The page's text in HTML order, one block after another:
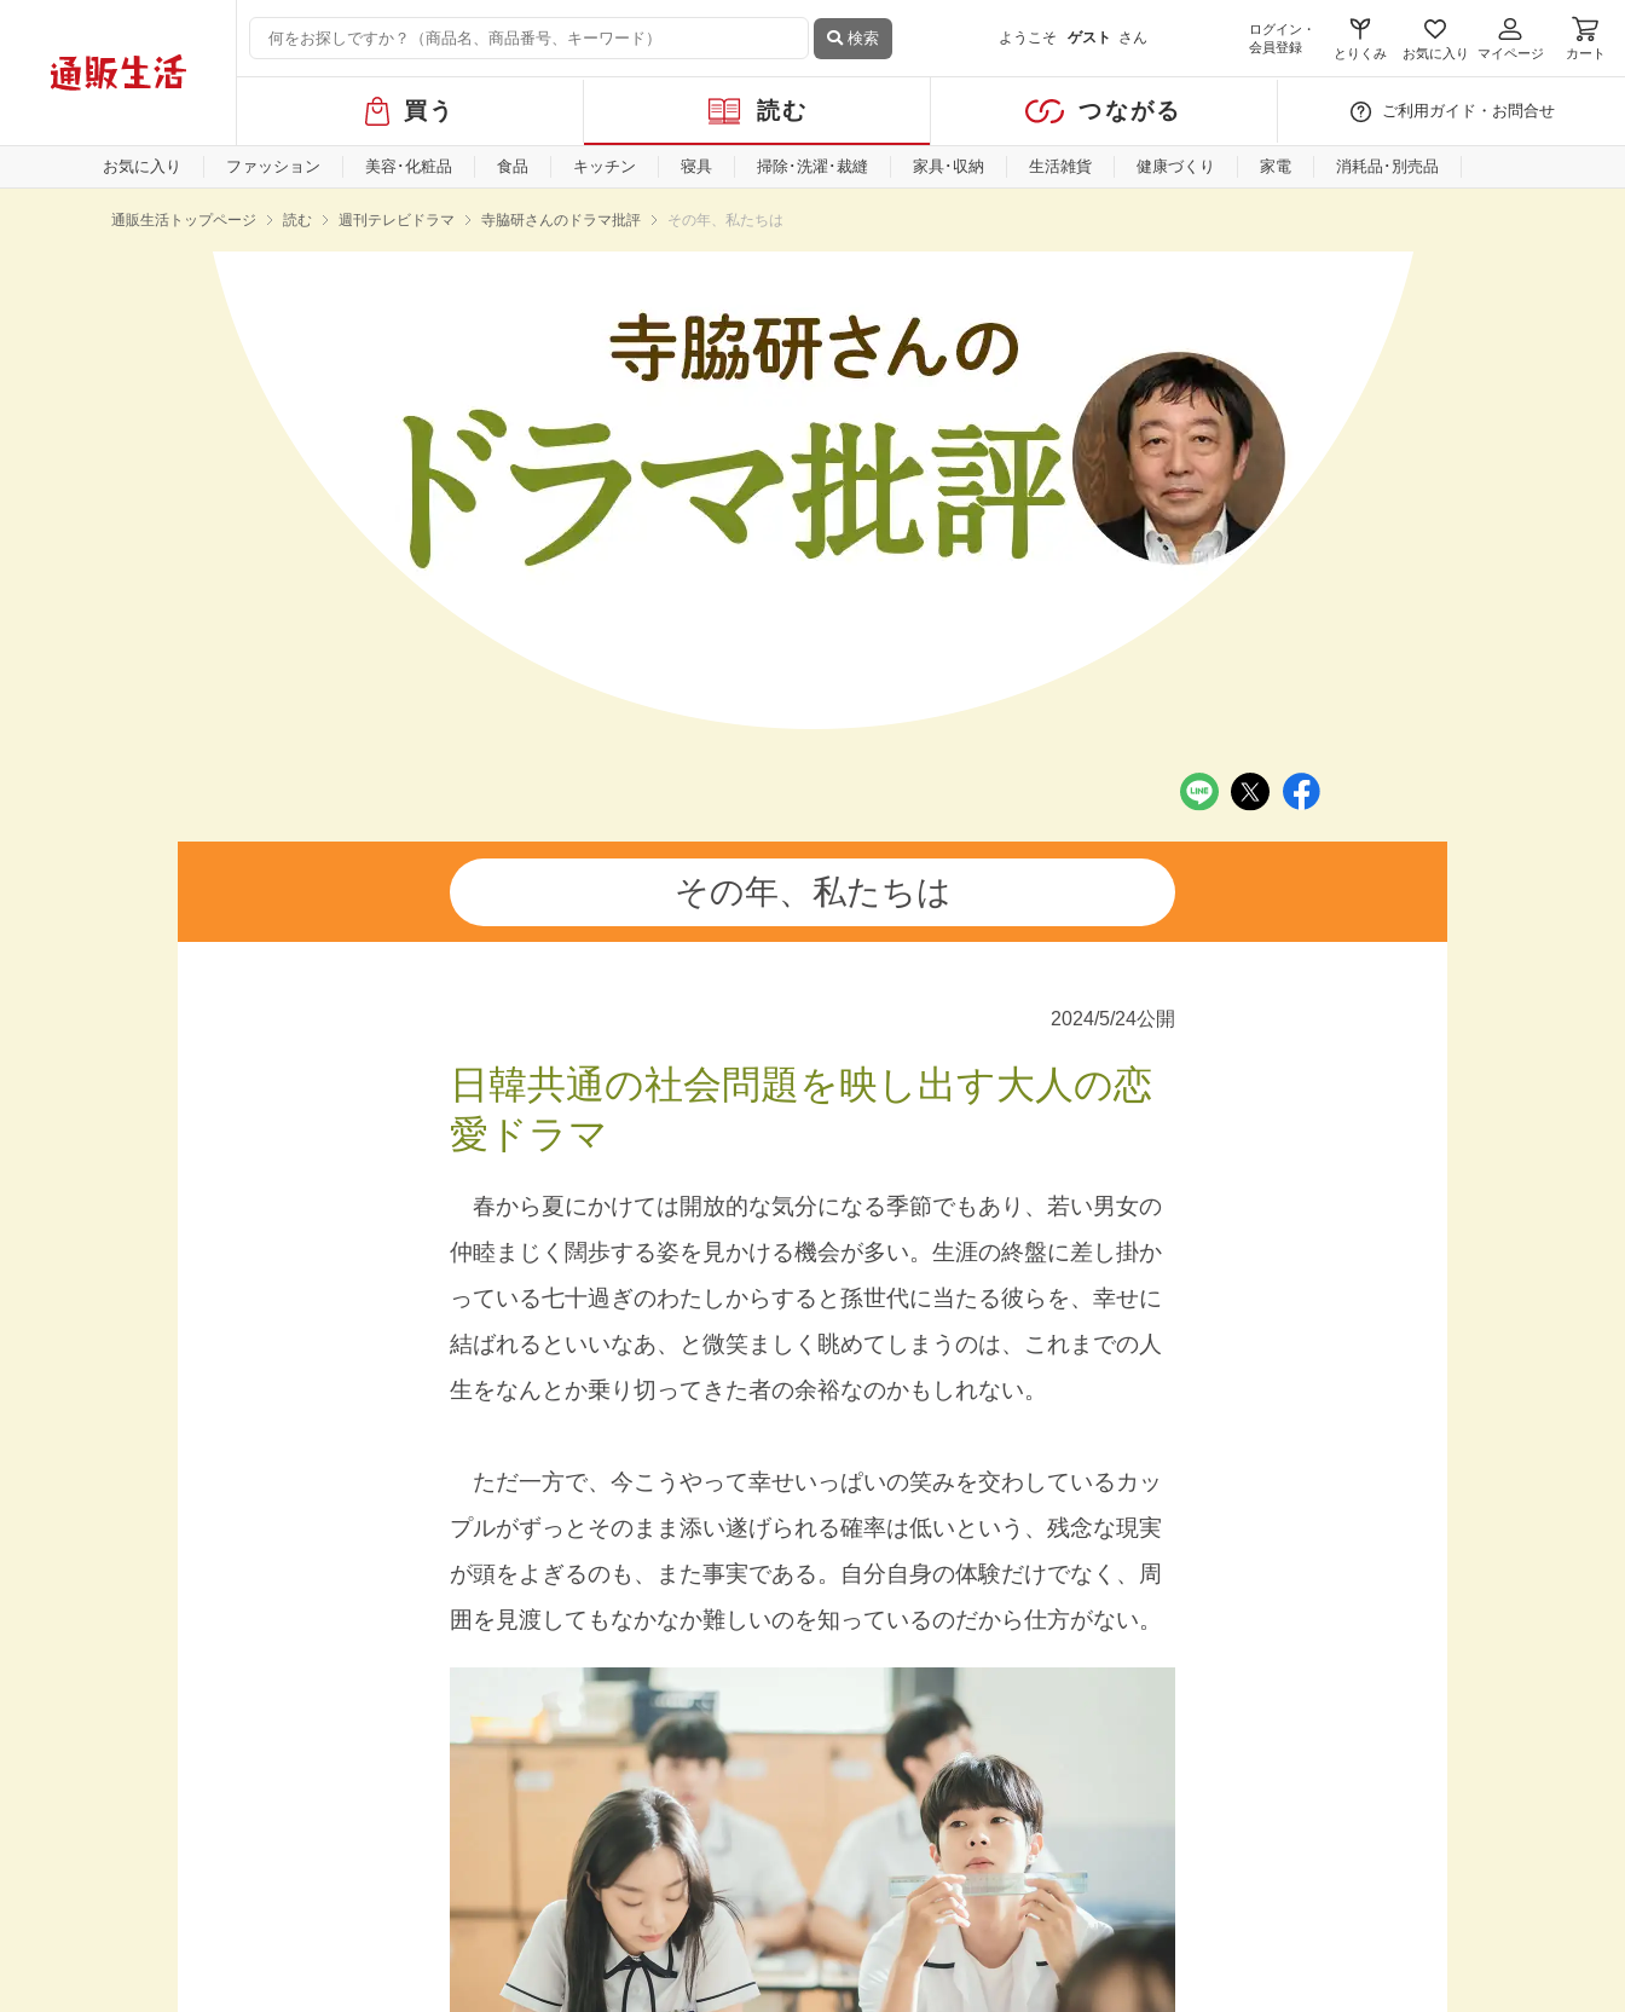
検索 ようこそ ゲスト さん
ログイン・
会員登録
とりくみ お気に入り マイページ カート
バ
ル
メ
買う 読む つながる ご利用ガイド・お問合せ
お気に入り ファッション 美容･化粧品 食品 キッチン 寝具 掃除･洗濯･裁縫 家具･収納 生活雑貨 健康づくり 家電 消耗品･別売品
通販生活トップページ 読む 週刊テレビドラマ 寺脇研さんのドラマ批評 その年、私たちは
その年、私たちは
2024/5/24公開
日韓共通の社会問題を映し出す大人の恋
愛ドラマ
春から夏にかけては開放的な気分になる季節でもあり、若い男女の
仲睦まじく闊歩する姿を見かける機会が多い。生涯の終盤に差し掛か
っている七十過ぎのわたしからすると孫世代に当たる彼らを、幸せに
結ばれるといいなあ、と微笑ましく眺めてしまうのは、これまでの人
生をなんとか乗り切ってきた者の余裕なのかもしれない。
ただ一方で、今こうやって幸せいっぱいの笑みを交わしているカッ
プルがずっとそのまま添い遂げられる確率は低いという、残念な現実
が頭をよぎるのも、また事実である。自分自身の体験だけでなく、周
囲を見渡してもなかなか難しいのを知っているのだから仕方がない。